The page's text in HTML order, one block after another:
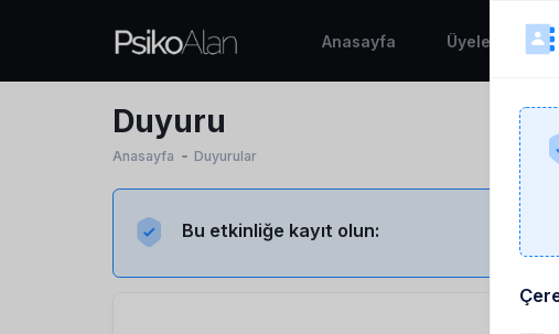
Anasayfa Üyeler
Duyuru
Anasayfa Duyurular
Bu etkinliğe kayıt olun: